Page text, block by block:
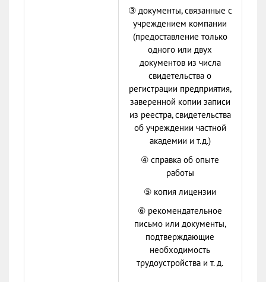
③ документы, связанные с
учреждением компании
(предоставление только
одного или двух
документов из числа
свидетельства о
регистрации предприятия,
заверенной копии записи
из реестра, свидетельства
об учреждении частной
академии и т.д.)
④ справка об опыте
работы
⑤ копия лицензии
⑥ рекомендательное
письмо или документы,
подтверждающие
необходимость
трудоустройства и т. д.